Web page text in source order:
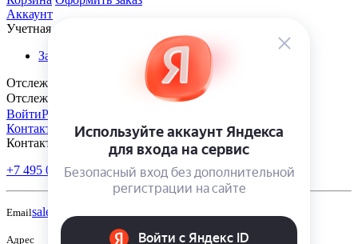
Аккаунт
Учетная запись
Заказы
Отслеживание заказа
Отслеживание заказа
ВойтиРегистрация
Контакты
Контакты
+7 495 005-70-10 +7 343 302-70-20 Пн-Пт: 9:00-18:00
Emailsales@polivmarket.com
Адрес